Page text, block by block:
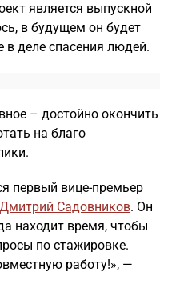
является выпускной
в будущем он будет
в деле спасения людей.
– достойно окончить
на благо
первый вице-премьер
Дмитрий Садовников. Он
находит время, чтобы
по стажировке.
работу!», —